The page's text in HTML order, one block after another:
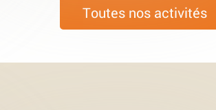
Toutes nos activités